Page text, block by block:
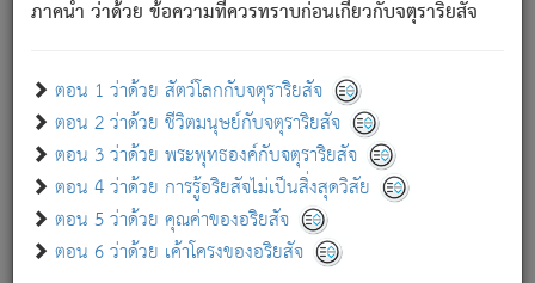
ภาคนำ ว่าด้วย ข้อความที่ควรทราบก่อนเกี่ยวกับจตุราริยสัจ
ตอน 1 ว่าด้วย สัตว์โลกกับจตุราริยสัจ
ตอน 2 ว่าด้วย ชีวิตมนุษย์กับจตุราริยสัจ
ตอน 3 ว่าด้วย พระพุทธองค์กับจตุราริยสัจ
ตอน 4 ว่าด้วย การรู้อริยสัจไม่เป็นสิ่งสุดวิสัย
ตอน 5 ว่าด้วย คุณค่าของอริยสัจ
ตอน 6 ว่าด้วย เค้าโครงของอริยสัจ
เป็นอย่างอื่น (จากที่มันเป็นอยู่จริง) จึงได้เพลิดเพลินยิ่งนักในภพ
เขาเพลิดเพลินยิ่งนักในสิ่งใด สิ่งนั้นเป็นภัย (ที่เขาไม่รู้จัก)
เขากลัวต่อสิ่งใดสิ่งนั้นเป็นทุกข์
พรหมจรรย์นี้ อันบุคคลย่อมประพฤติ ก็เพื่อการละขาดซึ่ง
ภพ.
สมณะหรือพราหมณ์เหล่าใด กล่าวความหลุดพ้นจากภพว่า
มีได้เพราะภพ เรากล่าวว่า สมณะหรือพราหมณ์ทั้งปวงนั้น
มิใช่ผู้หลดพ้นจากภพ.